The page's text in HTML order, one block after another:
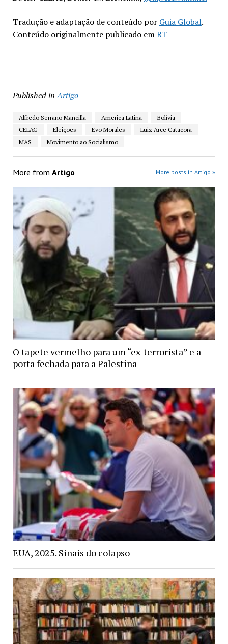
Tradução e adaptação de conteúdo por Guia Global.
Conteúdo originalmente publicado emRT
Published in Artigo
Alfredo Serrano Mancilla America Latina
Bolívia
CELAG
Eleições Evo Morales
Luiz Arce Catacora
MAS
Movimento ao Socialismo
More from Artigo More posts in Artigo »
O tapete vermelho para um “ex-terrorista” e a
porta fechada para a Palestina
EUA, 2025. Sinais do colapso